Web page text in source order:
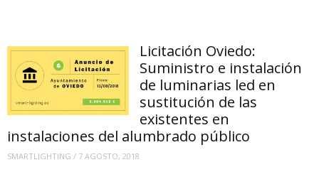
Licitación Oviedo:
Suministro e instalación
de luminarias led en
sustitución de las
existentes en
instalaciones del alumbrado público
SMARTLIGHTING / 7 AGOSTO, 2018